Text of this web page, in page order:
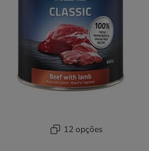
12 opções